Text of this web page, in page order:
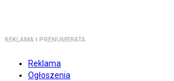
REKLAMA I PRENUMERATA
Reklama
Ogłoszenia